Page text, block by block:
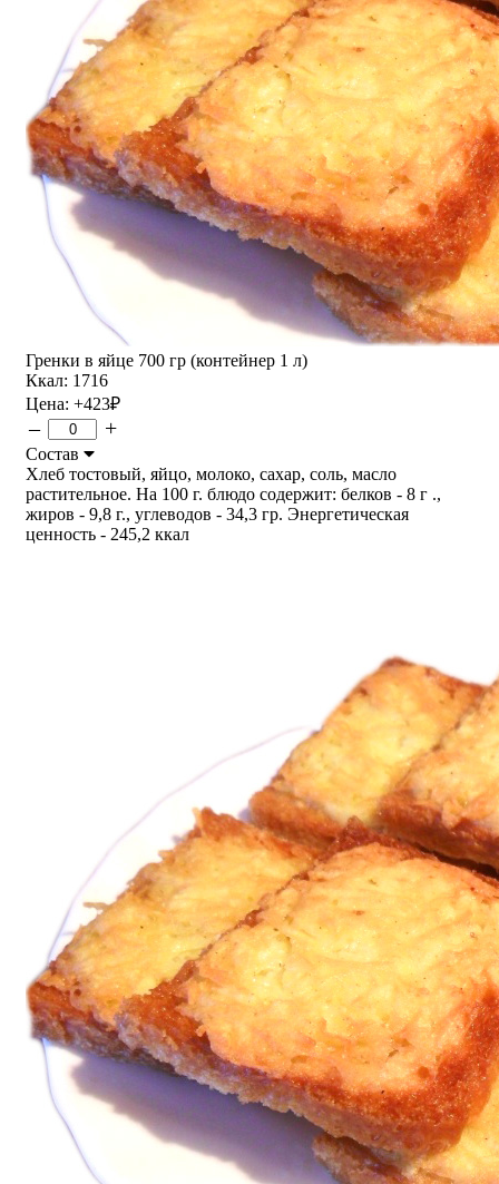
Гренки в яйце 700 гр (контейнер 1 л)
Ккал: 1716
Цена: +423₽
– +
Состав
Хлеб тостовый, яйцо, молоко, сахар, соль, масло
растительное. На 100 г. блюдо содержит: белков - 8 г .,
жиров - 9,8 г., углеводов - 34,3 гр. Энергетическая
ценность - 245,2 ккал